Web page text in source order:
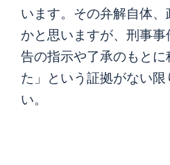
います。その弁解自体、
かと思いますが、刑事
告の指示や了承のもと
た」という証拠がない
い。